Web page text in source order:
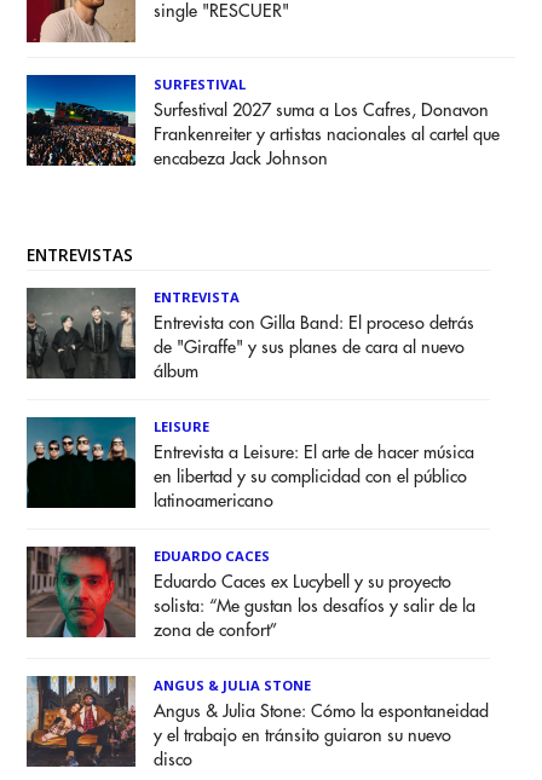
single "RESCUER"
SURFESTIVAL
Surfestival 2027 suma a Los Cafres, Donavon
Frankenreiter y artistas nacionales al cartel que
encabeza Jack Johnson
ENTREVISTAS
ENTREVISTA
Entrevista con Gilla Band: El proceso detrás
de "Giraffe" y sus planes de cara al nuevo
álbum
LEISURE
Entrevista a Leisure: El arte de hacer música
en libertad y su complicidad con el público
latinoamericano
EDUARDO CACES
Eduardo Caces ex Lucybell y su proyecto
solista: “Me gustan los desafíos y salir de la
zona de confort”
ANGUS & JULIA STONE
Angus & Julia Stone: Cómo la espontaneidad
y el trabajo en tránsito guiaron su nuevo
disco